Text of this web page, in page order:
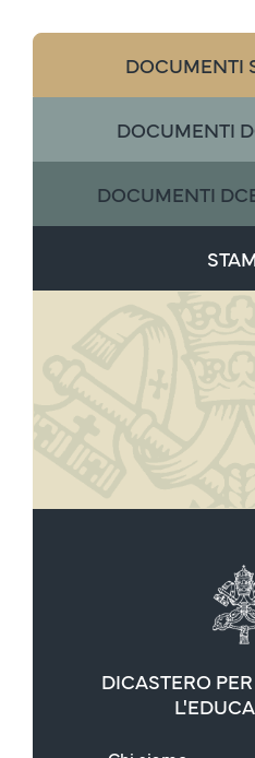
DOCUMENTI
DOCUMENTI
DOCUMENTI
DICASTERO